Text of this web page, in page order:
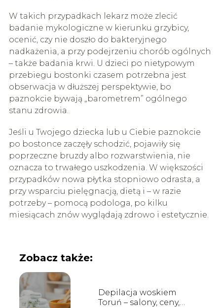
W takich przypadkach lekarz może zlecić
badanie mykologiczne w kierunku grzybicy,
ocenić, czy nie doszło do bakteryjnego
nadkażenia, a przy podejrzeniu chorób ogólnych
– także badania krwi. U dzieci po nietypowym
przebiegu bostonki czasem potrzebna jest
obserwacja w dłuższej perspektywie, bo
paznokcie bywają „barometrem” ogólnego
stanu zdrowia.
Jeśli u Twojego dziecka lub u Ciebie paznokcie
po bostonce zaczęły schodzić, pojawiły się
poprzeczne bruzdy albo rozwarstwienia, nie
oznacza to trwałego uszkodzenia. W większości
przypadków nowa płytka stopniowo odrasta, a
przy wsparciu pielęgnacją, dietą i – w razie
potrzeby – pomocą podologa, po kilku
miesiącach znów wyglądają zdrowo i estetycznie.
Zobacz także:
Depilacja woskiem
Toruń – salony, ceny,